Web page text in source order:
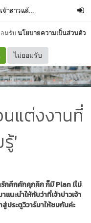
มรับนโยบายความเป็นส่วนตัว
ไม่ยอมรับ
ลาก่อนนางสาว.. ฉันจะเป็นเจ้าสาวแล้วนะ ! nanwarann
แต่งงานที่
'
กคึกคักคุกคิก ก็มี Plan (ไม่
นะนำให้กับว่าที่เจ้าบ่าวเจ้า
ประตูวิวาร์มาให้ชมกันค่ะ